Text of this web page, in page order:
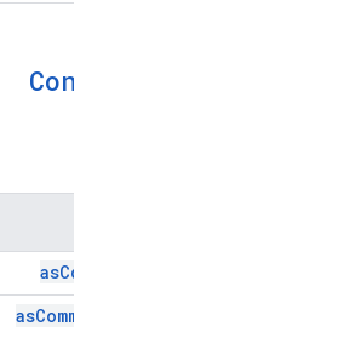
Content
asCdata(
asComment(